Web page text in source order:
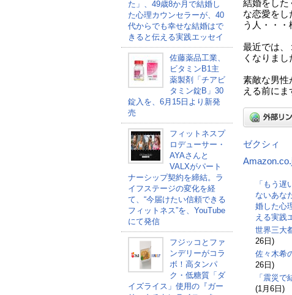
た」、49歳8か月で結婚し
た心理カウンセラーが、40
代からでも幸せな結婚はで
きると伝える実践エッセイ
佐藤薬品工業、
ビタミンB1主
薬製剤「チアビ
タミン錠B」30
錠入を、6月15日より新発
売
フィットネスプ
ロデューサー・
AYAさんと
VALXがパート
ナーシップ契約を締結。ラ
イフステージの変化を経
て、“今届けたい信頼できる
フィットネス”を、YouTube
にて発信
フジッコとファ
ンデリーがコラ
ボ！高タンパ
ク・低糖質「ダ
イズライス」使用の『ガー
結婚をした
な恋愛をし
う人・・・
最近では、
くなりまし
素敵な男性
える前にま
ゼクシィ
「もう
ないあな
婚した心
える実践
世界三大
26日)
佐々木希
26日)
「震災
(1月6日)